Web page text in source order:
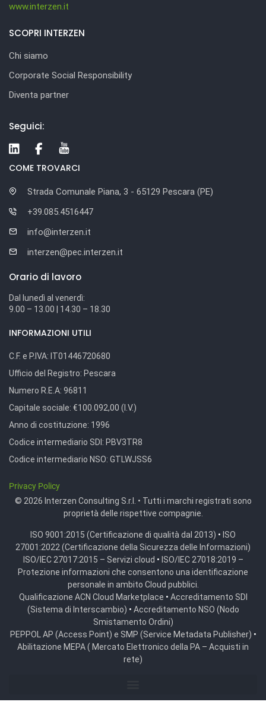
www.interzen.it
SCOPRI INTERZEN
Chi siamo
Corporate Social Responsibility
Diventa partner
Seguici:
COME TROVARCI
Strada Comunale Piana, 3 - 65129 Pescara (PE)
+39.085.4516447
info@interzen.it
interzen@pec.interzen.it
Orario di lavoro
Dal lunedì al venerdì:
9.00 – 13.00 | 14.30 – 18.30
INFORMAZIONI UTILI
C.F. e P.IVA: IT01446720680
Ufficio del Registro: Pescara
Numero R.E.A: 96811
Capitale sociale: €100.092,00 (I.V.)
Anno di costituzione: 1996
Codice intermediario SDI: PBV3TR8
Codice intermediario NSO: GTLWJSS6
Privacy Policy
© 2026 Interzen Consulting S.r.l. • Tutti i marchi registrati sono
proprietà delle rispettive compagnie.
ISO 9001:2015 (Certificazione di qualità dal 2013) • ISO
27001:2022 (Certificazione della Sicurezza delle Informazioni)
ISO/IEC 27017:2015 – Servizi cloud • ISO/IEC 27018:2019 –
Protezione informazioni che consentono una identificazione
personale in ambito Cloud pubblici.
Qualificazione ACN Cloud Marketplace • Accreditamento SDI
(Sistema di Interscambio) • Accreditamento NSO (Nodo
Smistamento Ordini)
PEPPOL AP (Access Point) e SMP (Service Metadata Publisher) •
Abilitazione MEPA ( Mercato Elettronico della PA – Acquisti in
rete)